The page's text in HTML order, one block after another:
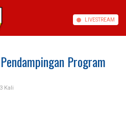
LIVESTREAM
Program
Kali